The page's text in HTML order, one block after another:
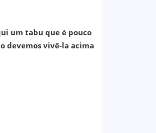
um tabu que é pouco
devemos vivê-la acima